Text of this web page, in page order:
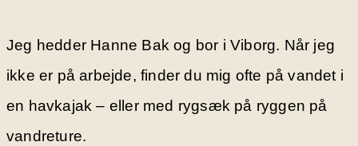
Jeg hedder Hanne Bak og bor i Viborg. Når jeg
ikke er på arbejde, finder du mig ofte på vandet i
en havkajak – eller med rygsæk på ryggen på
vandreture.